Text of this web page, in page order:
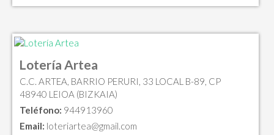
Lotería Artea
C.C. ARTEA, BARRIO PERURI, 33 LOCAL B-89, CP
48940 LEIOA (BIZKAIA)
Teléfono: 944913960
Email: loteriartea@gmail.com